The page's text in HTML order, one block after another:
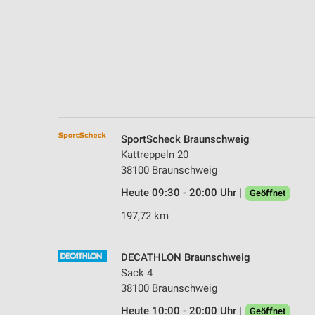
SportScheck Braunschweig
Kattreppeln 20
38100 Braunschweig
Heute 09:30 - 20:00 Uhr |
Geöffnet
197,72 km
DECATHLON Braunschweig
Sack 4
38100 Braunschweig
Heute 10:00 - 20:00 Uhr |
Geöffnet
IAB-Besonderheiten:
Verwendung genauer Standortdaten
Performance